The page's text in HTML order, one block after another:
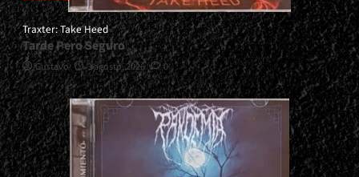
Traxter: Take Heed
Tarde Pero Seguro
Gustavo 3 agosto, 2026 0